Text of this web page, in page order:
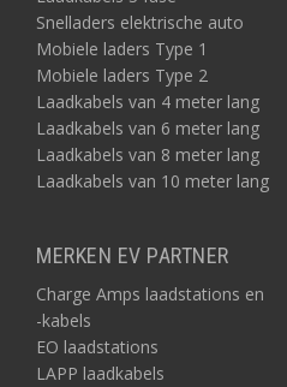
Snelladers elektrische auto
Mobiele laders Type 1
Mobiele laders Type 2
Laadkabels van 4 meter lang
Laadkabels van 6 meter lang
Laadkabels van 8 meter lang
Laadkabels van 10 meter lang
MERKEN EV PARTNER
Charge Amps laadstations en
-kabels
EO laadstations
LAPP laadkabels